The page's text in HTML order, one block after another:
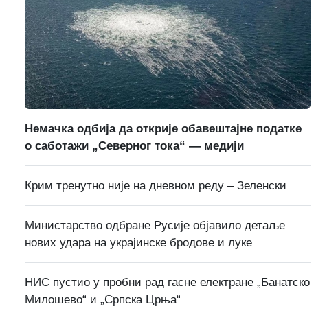
Немачка одбија да открије обавештајне податке
о саботажи „Северног тока“ — медији
Крим тренутно није на дневном реду – Зеленски
Министарство одбране Русије објавило детаље
нових удара на украјинске бродове и луке
НИС пустио у пробни рад гасне електране „Банатско
Милошево“ и „Српска Црња“